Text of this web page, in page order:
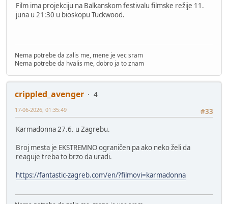
Film ima projekciju na Balkanskom festivalu filmske režije 11.
juna u 21:30 u bioskopu Tuckwood.
Nema potrebe da zalis me, mene je vec sram
Nema potrebe da hvalis me, dobro ja to znam
crippled_avenger
4
#33
17-06-2026, 01:35:49
Karmadonna 27.6. u Zagrebu.
Broj mesta je EKSTREMNO ograničen pa ako neko želi da
reaguje treba to brzo da uradi.
https://fantastic-zagreb.com/en/?filmovi=karmadonna